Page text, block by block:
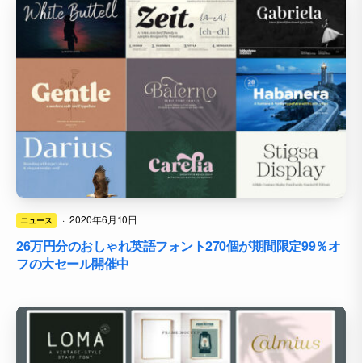
ニュース · 2020年6月10日
26万円分のおしゃれ英語フォント270個が期間限定99％オ
フの大セール開催中